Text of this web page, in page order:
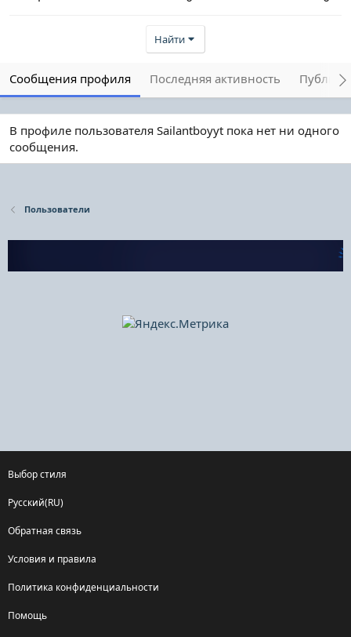
Найти
Сообщения профиля Последняя активность
В профиле пользователя Sailantboyyt пока нет ни одного
сообщения.
Пользователи
Выбор стиля
Русский(RU)
Обратная связь
Условия и правила
Политика конфиденциальности
Помощь